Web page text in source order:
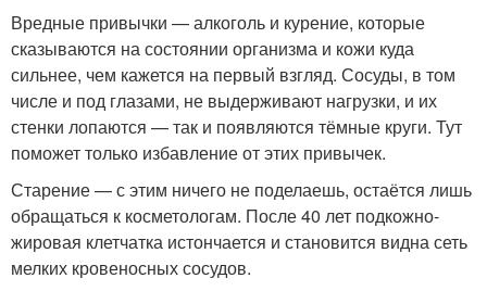
Вредные привычки — алкоголь и курение, которые
сказываются на состоянии организма и кожи куда
сильнее, чем кажется на первый взгляд. Сосуды, в том
числе и под глазами, не выдерживают нагрузки, и их
стенки лопаются — так и появляются тёмные круги. Тут
поможет только избавление от этих привычек.
Старение — с этим ничего не поделаешь, остаётся лишь
обращаться к косметологам. После 40 лет подкожно-
жировая клетчатка истончается и становится видна сеть
мелких кровеносных сосудов.